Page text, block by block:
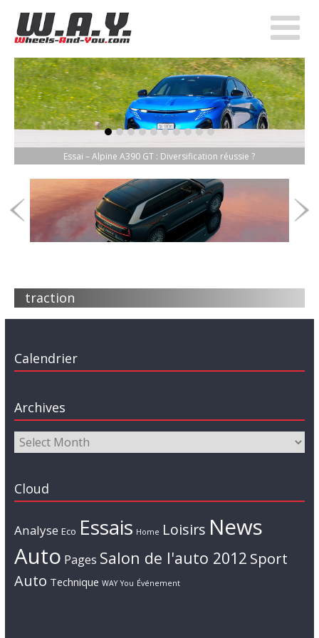
Essai – Alpine A390 GT : Diversification réussie ?
item-0
item-1
item-2
item-3
item-4
item-5
item-6
item-7
item-8
item-9
traction
Calendrier
Archives
Cloud
Analyse Eco Essais Home Loisirs News
Auto Pages Salon de l'auto 2012 Sport
Auto Technique WAY You Événement